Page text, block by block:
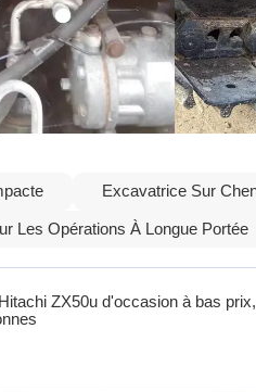
Excavatrice Sur
Les Opérations À Longue Portée
ZX50u d'occasion à bas